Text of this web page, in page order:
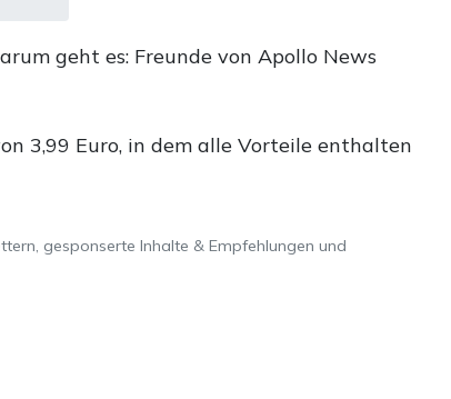
geht es: Freunde von Apollo News
3,99 Euro, in dem alle Vorteile enthalten
gesponserte Inhalte & Empfehlungen und